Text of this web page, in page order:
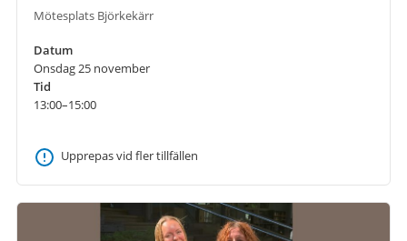
Mötesplats Björkekärr
Datum
Onsdag 25 november
Tid
13:00–15:00
Upprepas vid fler tillfällen